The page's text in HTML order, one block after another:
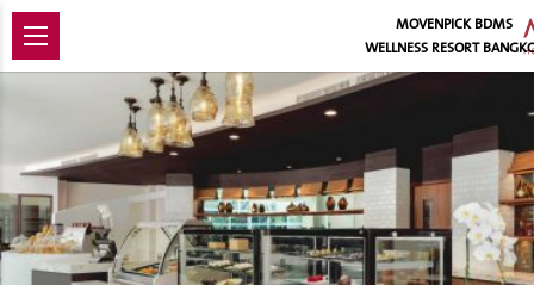
MOVENPICK BDMS
WELLNESS RESORT